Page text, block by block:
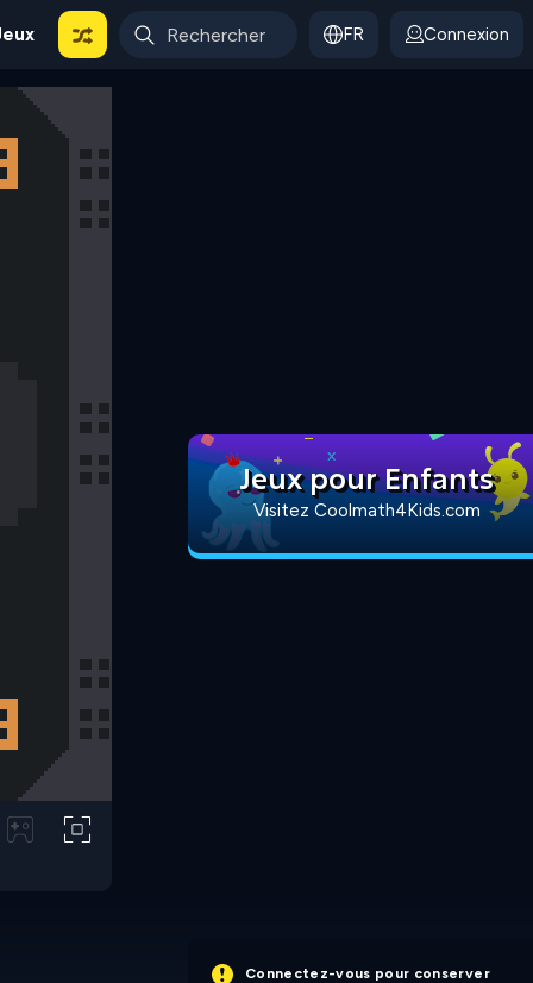
FR Connexion
Jeux pour Enfants
Visitez Coolmath4Kids.com
Connectez-vous pour conserver